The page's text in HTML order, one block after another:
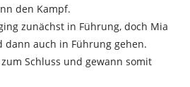
den Kampf.
zunächst in Führung, doch Mia
dann auch in Führung gehen.
Schluss und gewann somit